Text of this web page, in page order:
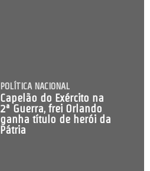
POLÍTICA NACIONAL
Capelão do Exército na
2ª Guerra, frei Orlando
ganha título de herói da
Pátria